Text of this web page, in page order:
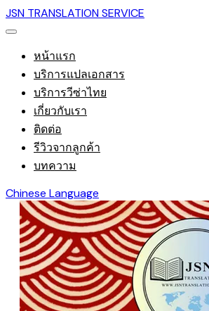
JSN TRANSLATION SERVICE
หน้าแรก
บริการแปลเอกสาร
บริการวีซ่าไทย
เกี่ยวกับเรา
ติดต่อ
รีวิวจากลูกค้า
บทความ
Chinese Language